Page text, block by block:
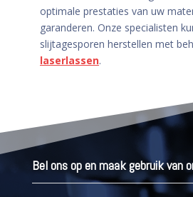
optimale prestaties van uw
garanderen. Onze specialisten
slijtagesporen herstellen met
laserlassen.
Bel ons op en maak gebruik van